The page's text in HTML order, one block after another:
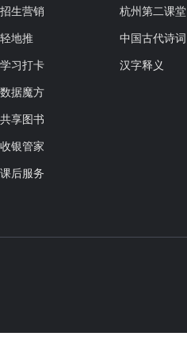
招生营销
轻地推
学习打卡
数据魔方
共享图书
收银管家
课后服务
杭州第二课堂
中国古代诗词
汉字释义